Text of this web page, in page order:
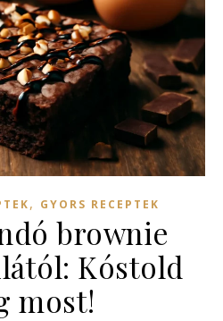
, GYORS RECEPTEK
brownie
Kóstold
most!